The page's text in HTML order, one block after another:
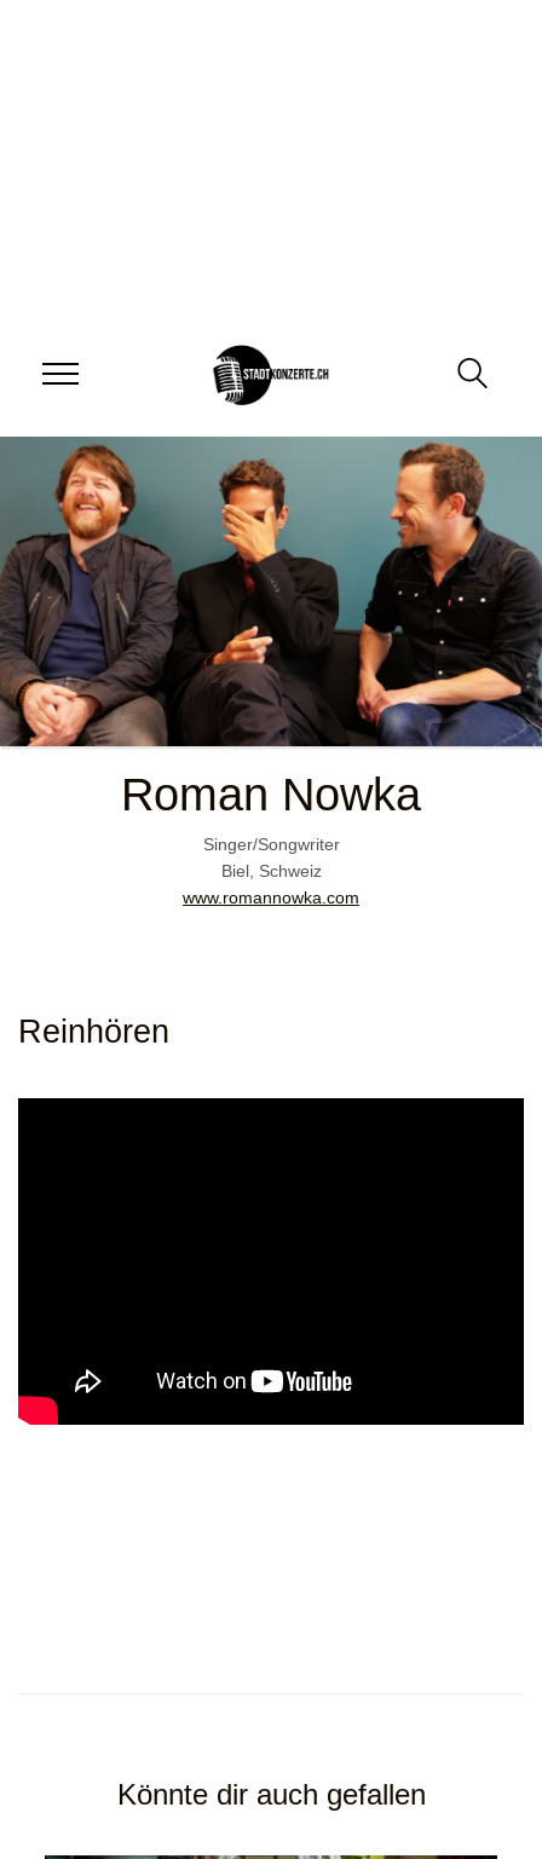
Roman Nowka
Singer/Songwriter
Biel, Schweiz
www.romannowka.com
Reinhören
Könnte dir auch gefallen